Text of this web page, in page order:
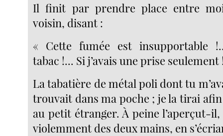
Il finit par prendre place entre
voisin, disant :
« Cette fumée est insupportable
tabac !... Si j’avais une prise seulement
La tabatière de métal poli dont tu
trouvait dans ma poche ; je la tirai
au petit étranger. À peine l’aperçut-il,
violemment des deux mains, en